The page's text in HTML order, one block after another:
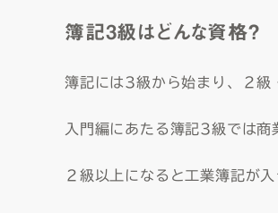
簿記3級はどんな資格？
簿記には3級から始まり、２級
入門編にあたる簿記3級では商
２級以上になると工業簿記が